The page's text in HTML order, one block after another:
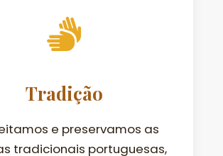
Tradição
e preservamos as
tradicionais portuguesas,